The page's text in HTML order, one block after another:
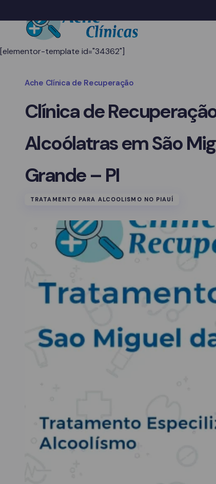
[elementor-template id="34362"]
Ache Clínica de Recuperação
Clínica de
Alcoólatras em São
Grande – PI
TRATAMENTO PARA ALCOOLISMO NO PIAUÍ